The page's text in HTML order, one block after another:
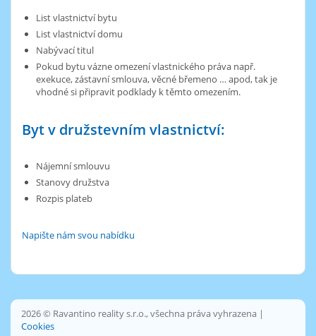
List vlastnictví bytu
List vlastnictví domu
Nabývací titul
Pokud bytu vázne omezení vlastnického práva např.
exekuce, zástavní smlouva, věcné břemeno … apod, tak je
vhodné si připravit podklady k těmto omezením.
Byt v družstevním vlastnictví:
Nájemní smlouvu
Stanovy družstva
​Rozpis plateb
Napište nám svou nabídku
2026 © Ravantino reality s.r.o., všechna práva vyhrazena |
Cookies